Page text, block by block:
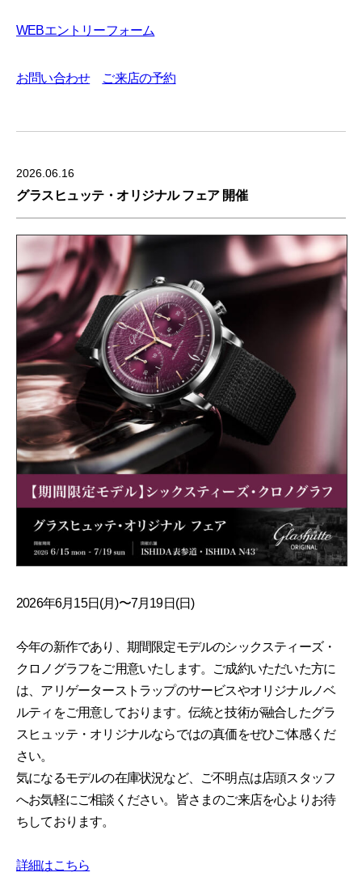
WEBエントリーフォーム
お問い合わせ ご来店の予約
2026.06.16
グラスヒュッテ・オリジナル フェア 開催
2026年6月15日(月)〜7月19日(日)
今年の新作であり、期間限定モデルのシックスティーズ・
クロノグラフをご用意いたします。ご成約いただいた方に
は、アリゲーターストラップのサービスやオリジナルノベ
ルティをご用意しております。伝統と技術が融合したグラ
スヒュッテ・オリジナルならではの真価をぜひご体感くだ
さい。
気になるモデルの在庫状況など、ご不明点は店頭スタッフ
へお気軽にご相談ください。皆さまのご来店を心よりお待
ちしております。
詳細はこちら